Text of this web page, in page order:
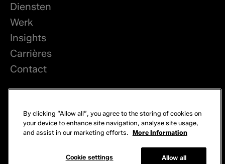
Diensten
Werk
Insights
Carrières
Contact
© 2026 Brand Potential. Alle rechten voorbehouden.
Privacy
Cookies
By clicking “Allow all”, you agree to the storing of cookies on
your device to enhance site navigation, analyse site usage,
and assist in our marketing efforts. More Information
Cookie settings Allow all